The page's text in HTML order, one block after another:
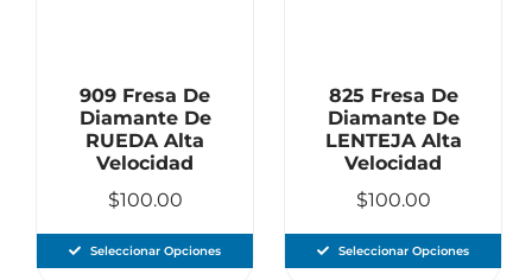
909 Fresa De
Diamante De
RUEDA Alta
Velocidad
$100.00
Seleccionar Opciones
825 Fresa De
Diamante De
LENTEJA Alta
Velocidad
$100.00
Seleccionar Opciones